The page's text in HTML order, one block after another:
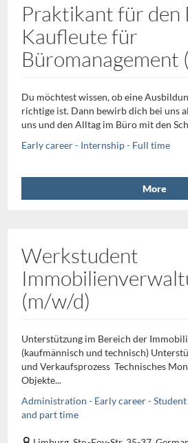
Praktikant für den
Kaufleute für
Büromanagement
Du möchtest wissen, ob eine
richtige ist. Dann bewirb dich bei uns
uns und den Alltag im Büro mit den
Early career - Internship - Full time
More
Werkstudent
(m/w/d)
Unterstützung im Bereich der
(kaufmännisch und technisch)
und Verkaufsprozess Technisches
Objekte...
Administration - Early career -
and part time